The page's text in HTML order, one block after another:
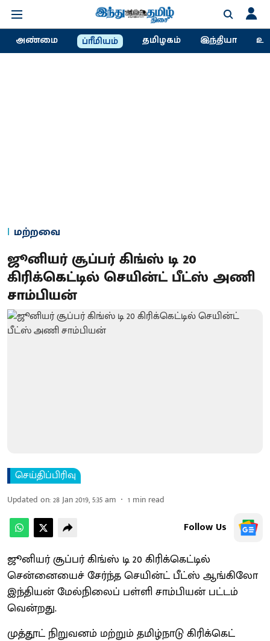
அண்மை ப்ரீமியம் தமிழகம் இந்தியா
மற்றவை
ஜூனியர் சூப்பர் கிங்ஸ் டி 20
கிரிக்கெட்டில் செயின்ட் பீட்ஸ் அணி
சாம்பியன்
செய்திப்பிரிவு
Updated on:28 Jan 2019, 5:35 am 1 min read
Follow Us
ஜூனியர் சூப்பர் கிங்ஸ் டி 20 கிரிக்கெட்டில்
சென்னையைச் சேர்ந்த செயின்ட் பீட்ஸ் ஆங்கிலோ
இந்தியன் மேல்நிலைப் பள்ளி சாம்பியன் பட்டம்
வென்றது.
முத்தூட் நிறுவனம் மற்றும் தமிழ்நாடு கிரிக்கெட்